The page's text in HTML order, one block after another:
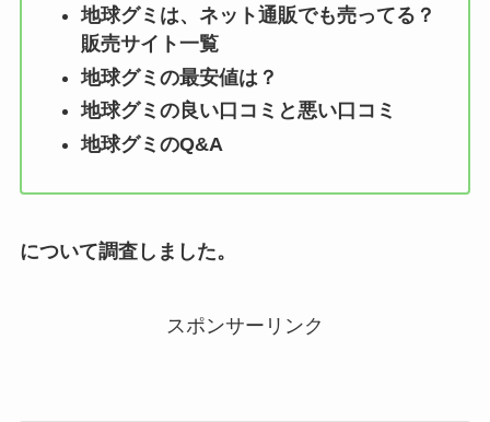
地球グミは、ネット通販でも売ってる？
販売サイト一覧
地球グミの最安値は？
地球グミの良い口コミと悪い口コミ
地球グミのQ&A
について調査しました。
スポンサーリンク